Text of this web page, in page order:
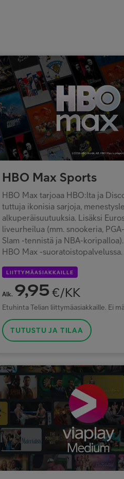
HBO Max Sports
HBO Max tarjoaa HBO:lta ja
tuttuja ikonisia sarjoja,
alkuperäisuutuuksia. Lisäksi
liveurheilua (mm. snookeria,
Slam -tennistä ja NBA-
HBO Max -suoratoistopalvelussa.
LIITTYMÄASIAKKAILLE
Alk. 9,95€/KK
Etuhinta Telian liittymäasiakkaille. Ei
TUTUSTU JA TILAA